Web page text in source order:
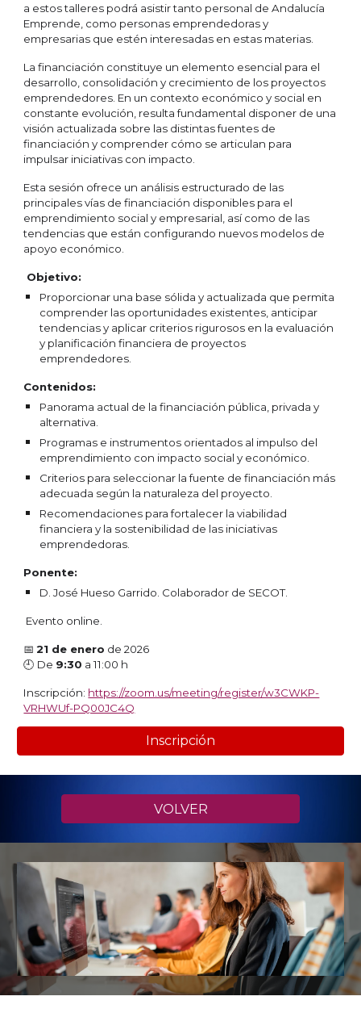
a estos talleres podrá asistir tanto personal de Andalucía
Emprende, como personas emprendedoras y
empresarias que estén interesadas en estas materias.
La financiación constituye un elemento esencial para el
desarrollo, consolidación y crecimiento de los proyectos
emprendedores. En un contexto económico y social en
constante evolución, resulta fundamental disponer de una
visión actualizada sobre las distintas fuentes de
financiación y comprender cómo se articulan para
impulsar iniciativas con impacto.
Esta sesión ofrece un análisis estructurado de las
principales vías de financiación disponibles para el
emprendimiento social y empresarial, así como de las
tendencias que están configurando nuevos modelos de
apoyo económico.
Objetivo:
Proporcionar una base sólida y actualizada que permita
comprender las oportunidades existentes, anticipar
tendencias y aplicar criterios rigurosos en la evaluación
y planificación financiera de proyectos
emprendedores.
Contenidos:
Panorama actual de la financiación pública, privada y
alternativa.
Programas e instrumentos orientados al impulso del
emprendimiento con impacto social y económico.
Criterios para seleccionar la fuente de financiación más
adecuada según la naturaleza del proyecto.
Recomendaciones para fortalecer la viabilidad
financiera y la sostenibilidad de las iniciativas
emprendedoras.
Ponente:
D. José Hueso Garrido. Colaborador de SECOT.
Evento online.
📅21 de enero de 2026
🕘 De 9:30 a 11:00 h
Inscripción: https://zoom.us/meeting/register/w3CWKP-
VRHWUf-PQ00JC4Q
Inscripción
VOLVER